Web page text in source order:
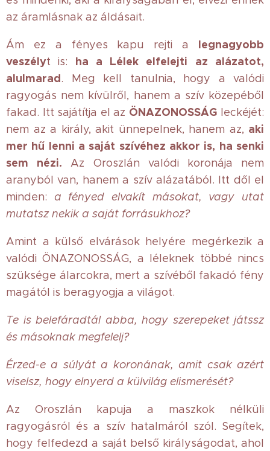
az áramlásnak az áldásait.
Ám ez a fényes kapu rejti a legnagyobb
veszélyt is: ha a Lélek elfelejti az alázatot,
alulmarad. Meg kell tanulnia, hogy a valódi
ragyogás nem kívülről, hanem a szív közepéből
fakad. Itt sajátítja el az ÖNAZONOSSÁG leckéjét:
nem az a király, akit ünnepelnek, hanem az, aki
mer hű lenni a saját szívéhez akkor is, ha senki
sem nézi. Az Oroszlán valódi koronája nem
aranyból van, hanem a szív alázatából. Itt dől el
minden: a fényed elvakít másokat, vagy utat
mutatsz nekik a saját forrásukhoz?
Amint a külső elvárások helyére megérkezik a
valódi ÖNAZONOSSÁG, a léleknek többé nincs
szüksége álarcokra, mert a szívéből fakadó fény
magától is beragyogja a világot.
Te is belefáradtál abba, hogy szerepeket játssz
és másoknak megfelelj?
Érzed-e a súlyát a koronának, amit csak azért
viselsz, hogy elnyerd a külvilág elismerését?
Az Oroszlán kapuja a maszkok nélküli
ragyogásról és a szív hatalmáról szól. Segítek,
hogy felfedezd a saját belső királyságodat, ahol